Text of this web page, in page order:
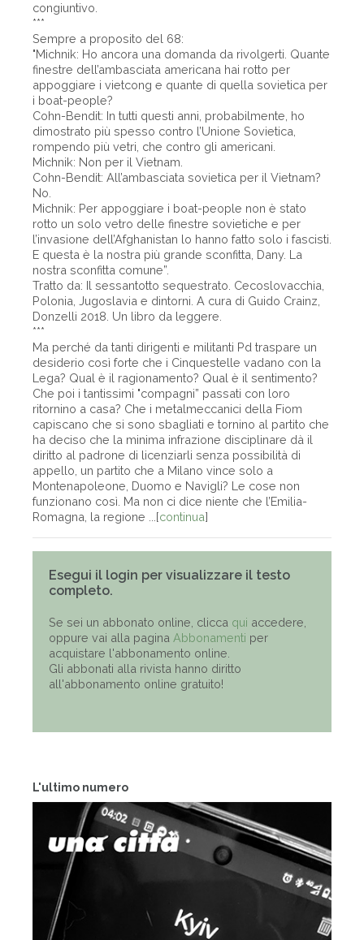
L'ultimo numero
congiuntivo.
***
Sempre a proposito del 68:
"Michnik: Ho ancora una domanda da rivolgerti. Quante
finestre dell’ambasciata americana hai rotto per
appoggiare i vietcong e quante di quella sovietica per
i boat-people?
Cohn-Bendit: In tutti questi anni, probabilmente, ho
dimostrato più spesso contro l’Unione Sovietica,
rompendo più vetri, che contro gli americani.
Michnik: Non per il Vietnam.
Cohn-Bendit: All’ambasciata sovietica per il Vietnam?
No.
Michnik: Per appoggiare i boat-people non è stato
rotto un solo vetro delle finestre sovietiche e per
l’invasione dell’Afghanistan lo hanno fatto solo i fascisti.
E questa è la nostra più grande sconfitta, Dany. La
nostra sconfitta comune”.
Tratto da: Il sessantotto sequestrato. Cecoslovacchia,
Polonia, Jugoslavia e dintorni. A cura di Guido Crainz,
Donzelli 2018. Un libro da leggere.
***
Ma perché da tanti dirigenti e militanti Pd traspare un
desiderio così forte che i Cinquestelle vadano con la
Lega? Qual è il ragionamento? Qual è il sentimento?
Che poi i tantissimi "compagni” passati con loro
ritornino a casa? Che i metalmeccanici della Fiom
capiscano che si sono sbagliati e tornino al partito che
ha deciso che la minima infrazione disciplinare dà il
diritto al padrone di licenziarli senza possibilità di
appello, un partito che a Milano vince solo a
Montenapoleone, Duomo e Navigli? Le cose non
funzionano così. Ma non ci dice niente che l’Emilia-
Romagna, la regione ...[continua]
Esegui il login per visualizzare il testo
completo.
Se sei un abbonato online, clicca qui accedere,
oppure vai alla pagina Abbonamenti per
acquistare l'abbonamento online.
Gli abbonati alla rivista hanno diritto
all'abbonamento online gratuito!